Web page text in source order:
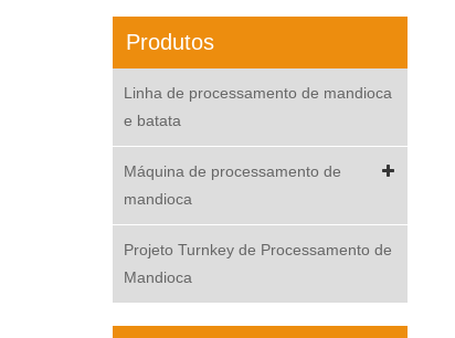
Produtos
Linha de processamento de mandioca
e batata
Máquina de processamento de
mandioca
Projeto Turnkey de Processamento de
Mandioca